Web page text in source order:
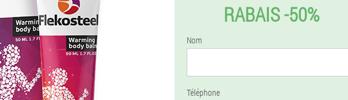
RABAIS -50%
Nom
Téléphone